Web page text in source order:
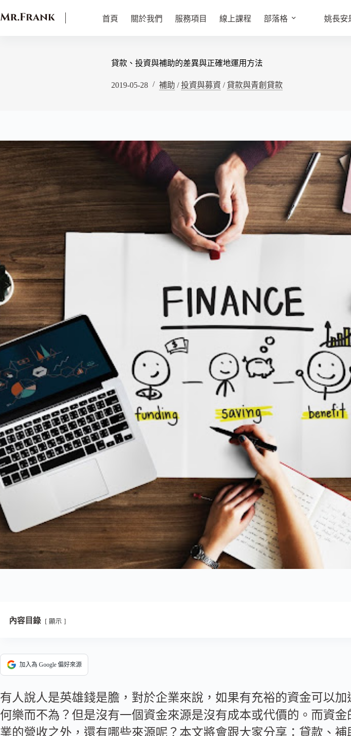
首頁 關於我們 服務項目 線上課程 部落格 姚長安
貸款、投資與補助的差異與正確地運用方法
2019-05-28 補助 /投資與募資 /貸款與青創貸款
內容目錄 顯示
加入為 Google 偏好來源
有人說人是英雄錢是膽，對於企業來說，如果有充裕的資金可以加
何樂而不為？但是沒有一個資金來源是沒有成本或代價的。而資金
業的營收之外，還有哪些來源呢？本文將會跟大家分享：貸款、補